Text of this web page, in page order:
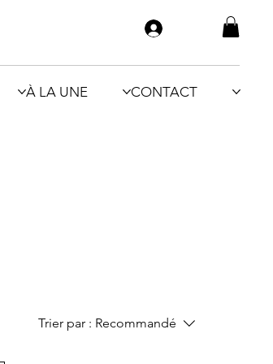
À LA UNE CONTACT
Trier par : Recommandé